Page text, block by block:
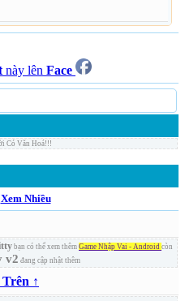
này lên Face
Có Văn Hoá!!!
Xem Nhiều
bạn có thể xem thêm Game Nhập Vai - Android còn
v2 đang cập nhật thêm
↑